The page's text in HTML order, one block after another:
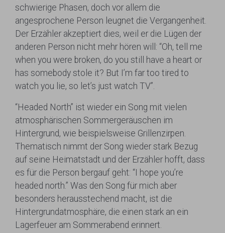
schwierige Phasen, doch vor allem die
angesprochene Person leugnet die Vergangenheit.
Der Erzähler akzeptiert dies, weil er die Lügen der
anderen Person nicht mehr hören will: “Oh, tell me
when you were broken, do you still have a heart or
has somebody stole it? But I’m far too tired to
watch you lie, so let’s just watch TV”.
“Headed North” ist wieder ein Song mit vielen
atmosphärischen Sommergeräuschen im
Hintergrund, wie beispielsweise Grillenzirpen.
Thematisch nimmt der Song wieder stark Bezug
auf seine Heimatstadt und der Erzähler hofft, dass
es für die Person bergauf geht: “I hope you’re
headed north.” Was den Song für mich aber
besonders herausstechend macht, ist die
Hintergrundatmosphäre, die einen stark an ein
Lagerfeuer am Sommerabend erinnert.